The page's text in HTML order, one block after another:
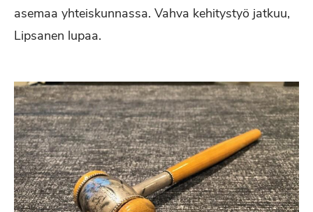
asemaa yhteiskunnassa. Vahva kehitystyö jatkuu,
Lipsanen lupaa.